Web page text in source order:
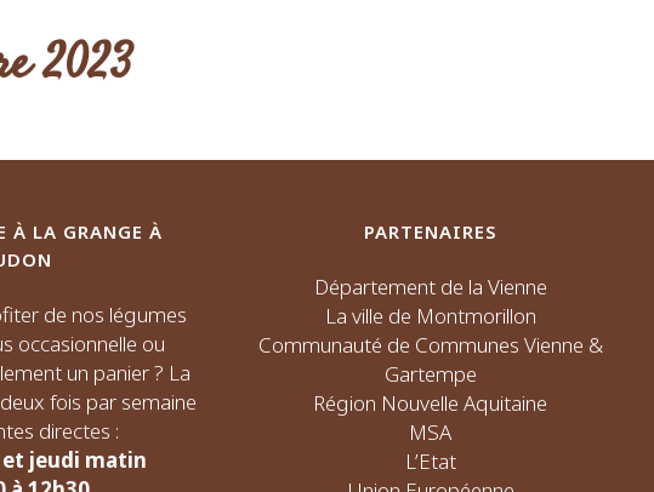
2023
À LA GRANGE À
de nos légumes
occasionnelle ou
un panier ? La
fois par semaine
directes :
jeudi matin
PARTENAIRES
Département de la Vienne
La ville de Montmorillon
Communauté de Communes Vienne &
Gartempe
Région Nouvelle Aquitaine
MSA
L’Etat